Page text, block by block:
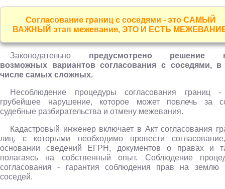
Согласование границ с соседями - это САМЫЙ
ВАЖНЫЙ этап межевания, ЭТО И ЕСТЬ
Законодательно предусмотрено решение
возможных вариантов согласования с соседями,
числе самых сложных.
Несоблюдение процедуры согласования границ
грубейшее нарушение, которое может повлечь за
судебные разбирательства и отмену межевания.
Кадастровый инженер включает в Акт согласования
лиц, с которыми необходимо провести
основании сведений ЕГРН, документов о правах и
полагаясь на собственный опыт. Соблюдение
согласования - гарантия соблюдения прав на землю
соседей.